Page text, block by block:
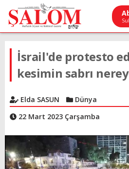
İsrail'de protesto
kesimin sabrı
Elda SASUN
Dünya
22 Mart 2023 Çarşamba